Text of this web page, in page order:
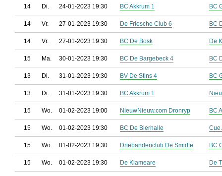
14 Di. 24-01-2023 19:30 BC Akkrum 1 BC
14 Vr. 27-01-2023 19:30 De Friesche Club 6 BC
14 Vr. 27-01-2023 19:30 BC De Bosk De
15 Ma. 30-01-2023 19:30 BC De Bargebeck 4 BC
13 Di. 31-01-2023 19:30 BV De Stins 4 BC
13 Di. 31-01-2023 19:30 BC Akkrum 1
15 Wo. 01-02-2023 19:00 NieuwNieuw.com Dronryp BC
15 Wo. 01-02-2023 19:30 BC De Bierhalle Cue
15 Wo. 01-02-2023 19:30 Driebandenclub De Smidte BC
15 Wo. 01-02-2023 19:30 De Klameare De